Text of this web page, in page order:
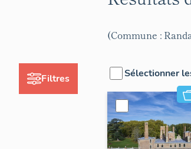
Filtres
(Commune :
Sélectionner